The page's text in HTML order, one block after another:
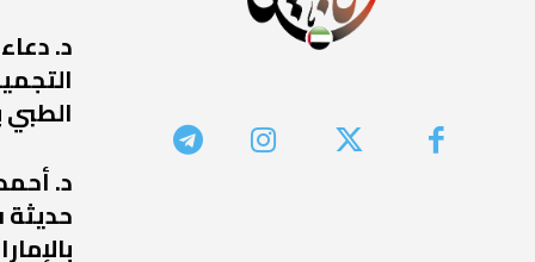
د.
الطبي
د.
حديثة